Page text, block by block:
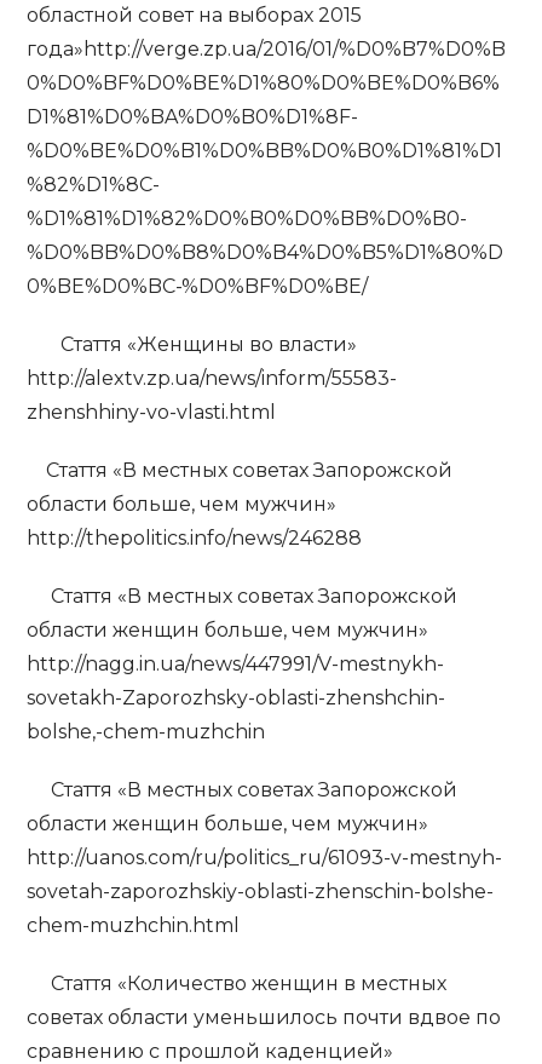
областной совет на выборах 2015
года»http://verge.zp.ua/2016/01/%D0%B7%D0%B
0%D0%BF%D0%BE%D1%80%D0%BE%D0%B6%
D1%81%D0%BA%D0%B0%D1%8F-
%D0%BE%D0%B1%D0%BB%D0%B0%D1%81%D1
%82%D1%8C-
%D1%81%D1%82%D0%B0%D0%BB%D0%B0-
%D0%BB%D0%B8%D0%B4%D0%B5%D1%80%D
0%BE%D0%BC-%D0%BF%D0%BE/
Стаття «Женщины во власти»
http://alextv.zp.ua/news/inform/55583-
zhenshhiny-vo-vlasti.html
Стаття «В местных советах Запорожской
области больше, чем мужчин»
http://thepolitics.info/news/246288
Стаття «В местных советах Запорожской
области женщин больше, чем мужчин»
http://nagg.in.ua/news/447991/V-mestnykh-
sovetakh-Zaporozhsky-oblasti-zhenshchin-
bolshe,-chem-muzhchin
Стаття «В местных советах Запорожской
области женщин больше, чем мужчин»
http://uanos.com/ru/politics_ru/61093-v-mestnyh-
sovetah-zaporozhskiy-oblasti-zhenschin-bolshe-
chem-muzhchin.html
Стаття «Количество женщин в местных
советах области уменьшилось почти вдвое по
сравнению с прошлой каденцией»